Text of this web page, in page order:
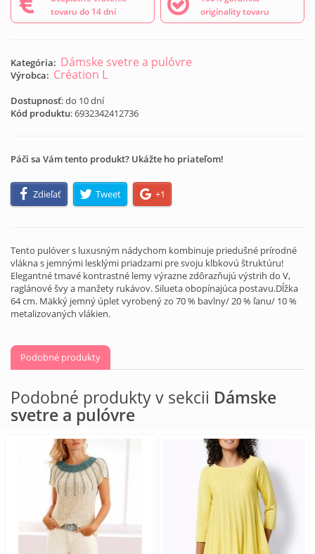
tovaru do 14 dní
originality tovaru
Kategória: Dámske svetre a pulóvre
Výrobca: Création L
Dostupnosť: do 10 dní
Kód produktu:6932342412736
Páči sa Vám tento produkt? Ukážte ho priateľom!
Zdieľať Tweet +1
Tento pulóver s luxusným nádychom kombinuje priedušné prírodné
vlákna s jemnými lesklými priadzami pre svoju klbkovú štruktúru!
Elegantné tmavé kontrastné lemy výrazne zdôrazňujú výstrih do V,
raglánové švy a manžety rukávov. Silueta obopínajúca postavu.Dĺžka
64 cm. Mäkký jemný úplet vyrobený zo 70 % bavlny/ 20 % ľanu/ 10 %
metalizovaných vlákien.
Podobné produkty
Podobné produkty v sekcii Dámske
svetre a pulóvre